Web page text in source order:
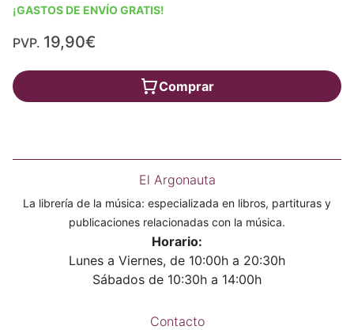
¡GASTOS DE ENVÍO GRATIS!
PVP. 19,90€
Comprar
El Argonauta
La librería de la música: especializada en libros, partituras y
publicaciones relacionadas con la música.
Horario:
Lunes a Viernes, de 10:00h a 20:30h
Sábados de 10:30h a 14:00h
Contacto